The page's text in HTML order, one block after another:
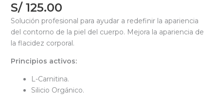
S/125.00
Solución profesional para ayudar a redefinir la apariencia
del contorno de la piel del cuerpo. Mejora la apariencia de
la flacidez corporal.
Principios activos:
L-Carnitina.
Silicio Orgánico.